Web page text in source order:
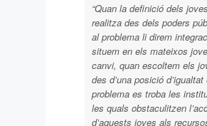
“Quan la definició dels
realitza des dels poders
al problema li direm
situem en els mateixos
canvi, quan escoltem els
des d’una posició d’igualtat
problema es troba les
les quals obstaculitzen
d’aquests joves als